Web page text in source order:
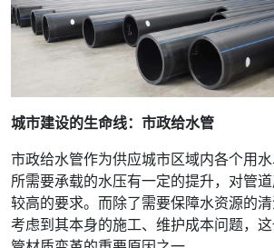
城市建设的生命线：市政给水管
市政给水管作为供应城市区域内各个用水
所需要承载的水压有一定的提升，对管
较高的要求。而除了需要保障水资源的
考虑到其本身的施工、维护成本问题，